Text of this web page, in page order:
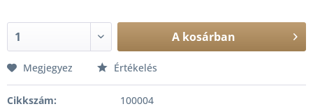
A kosárban
Megjegyez Értékelés
Cikkszám:
100004